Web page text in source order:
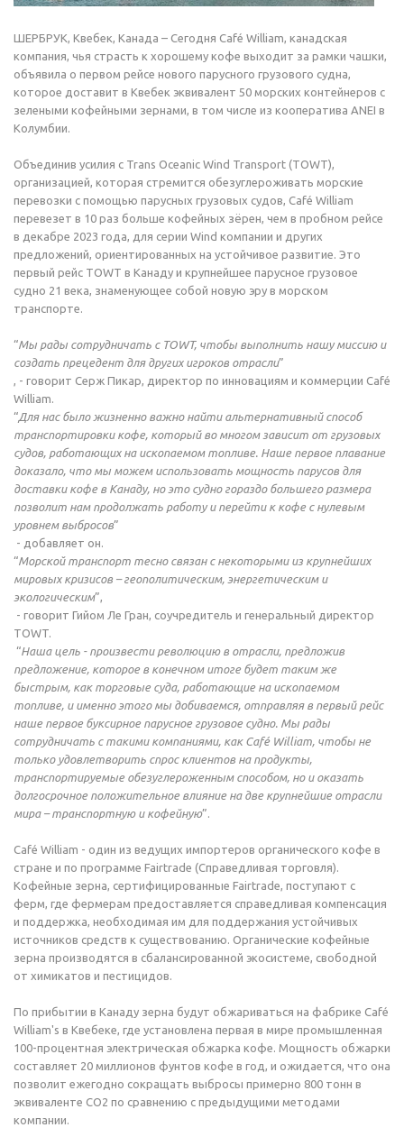
ШЕРБРУК, Квебек, Канада – Сегодня Café William, канадская
компания, чья страсть к хорошему кофе выходит за рамки чашки,
объявила о первом рейсе нового парусного грузового судна,
которое доставит в Квебек эквивалент 50 морских контейнеров с
зелеными кофейными зернами, в том числе из кооператива ANEI в
Колумбии.
Объединив усилия с Trans Oceanic Wind Transport (TOWT),
организацией, которая стремится обезуглероживать морские
перевозки с помощью парусных грузовых судов, Café William
перевезет в 10 раз больше кофейных зёрен, чем в пробном рейсе
в декабре 2023 года, для серии Wind компании и других
предложений, ориентированных на устойчивое развитие. Это
первый рейс TOWT в Канаду и крупнейшее парусное грузовое
судно 21 века, знаменующее собой новую эру в морском
транспорте.
“Мы рады сотрудничать с TOWT, чтобы выполнить нашу миссию и
создать прецедент для других игроков отрасли”
, - говорит Серж Пикар, директор по инновациям и коммерции Café
William.
“Для нас было жизненно важно найти альтернативный способ
транспортировки кофе, который во многом зависит от грузовых
судов, работающих на ископаемом топливе. Наше первое плавание
доказало, что мы можем использовать мощность парусов для
доставки кофе в Канаду, но это судно гораздо большего размера
позволит нам продолжать работу и перейти к кофе с нулевым
уровнем выбросов”
- добавляет он.
“Морской транспорт тесно связан с некоторыми из крупнейших
мировых кризисов – геополитическим, энергетическим и
экологическим”,
- говорит Гийом Ле Гран, соучредитель и генеральный директор
TOWT.
“Наша цель - произвести революцию в отрасли, предложив
предложение, которое в конечном итоге будет таким же
быстрым, как торговые суда, работающие на ископаемом
топливе, и именно этого мы добиваемся, отправляя в первый рейс
наше первое буксирное парусное грузовое судно. Мы рады
сотрудничать с такими компаниями, как Café William, чтобы не
только удовлетворить спрос клиентов на продукты,
транспортируемые обезуглероженным способом, но и оказать
долгосрочное положительное влияние на две крупнейшие отрасли
мира – транспортную и кофейную”.
Café William - один из ведущих импортеров органического кофе в
стране и по программе Fairtrade (Справедливая торговля).
Кофейные зерна, сертифицированные Fairtrade, поступают с
ферм, где фермерам предоставляется справедливая компенсация
и поддержка, необходимая им для поддержания устойчивых
источников средств к существованию. Органические кофейные
зерна производятся в сбалансированной экосистеме, свободной
от химикатов и пестицидов.
По прибытии в Канаду зерна будут обжариваться на фабрике Café
William's в Квебеке, где установлена первая в мире промышленная
100-процентная электрическая обжарка кофе. Мощность обжарки
составляет 20 миллионов фунтов кофе в год, и ожидается, что она
позволит ежегодно сокращать выбросы примерно 800 тонн в
эквиваленте CO2 по сравнению с предыдущими методами
компании.